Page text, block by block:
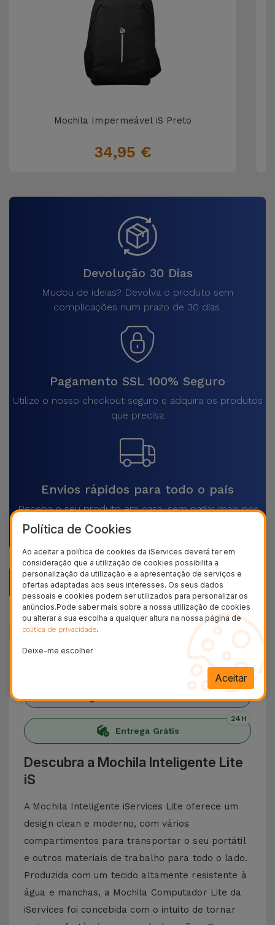
Mochila Impermeável iS Preto
34,95 €
Devolução 30 Dias
Mudou de ideias? Devolva o produto sem
complicações num prazo de 30 dias.
Pagamento SSL 100% Seguro
Utilize o nosso checkout seguro e adquira os produtos
que precisa
Envios rápidos para todo o país
Receba o seu produto em casa, sem pagar mais por
Descrição
Dados do produto
+ 100.000
36 Meses
Entrega Grátis
24H
Descubra a Mochila Inteligente Lite
iS
A Mochila Inteligente iServices Lite oferece um
design clean e moderno, com vários
compartimentos para transportar o seu portátil
e outros materiais de trabalho para todo o lado.
Produzida com um tecido altamente resistente à
água e manchas, a Mochila Computador Lite da
iServices foi concebida com o intuito de tornar
Política de Cookies
Ao aceitar a política de cookies da iServices deverá ter em
consideração que a utilização de cookies possibilita a
personalização da utilização e a apresentação de serviços e
ofertas adaptadas aos seus interesses. Os seus dados
pessoais e cookies podem ser utilizados para personalizar os
anúncios.Pode saber mais sobre a nossa utilização de cookies
ou alterar a sua escolha a qualquer altura na nossa página de
política de privacidade.
Deixe-me escolher
Aceitar